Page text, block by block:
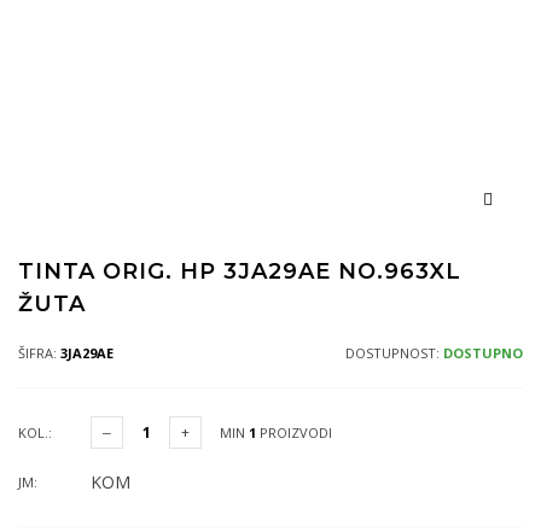
TINTA ORIG. HP 3JA29AE NO.963XL
ŽUTA
ŠIFRA: 3JA29AE DOSTUPNOST: DOSTUPNO
KOL.: MIN 1 PROIZVODI
JM: KOM